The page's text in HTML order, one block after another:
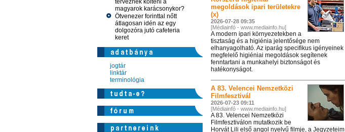
terveznek költeni a
magyarok karácsonykor?
Ötvenezer forinttal nőtt
átlagosan idén az egy
dolgozóra jutó cafeteria
keret
jogtár
linktár
terminológia
megoldások ipari területekre
(x)
2026-07-28 09:35
[Médiainfó - www.mediainfo.hu]
A modern ipari környezetekben a
tisztaság és a higiénia jelentősége nem
elhanyagolható. Az iparág specifikus igényeinek
megfelelő higiéniai megoldások segítenek
fenntartani a munkahelyi biztonságot és
hatékonyságot.
A 83. Velencei Nemzetközi
Filmfesztivál
2026-07-23 09:11
[Médiainfó - www.mediainfo.hu]
A 83. Velencei Nemzetközi
Filmfesztiválon mutatkozik be
Horvát Lili első angol nyelvű filmje, a Jegyzeteim